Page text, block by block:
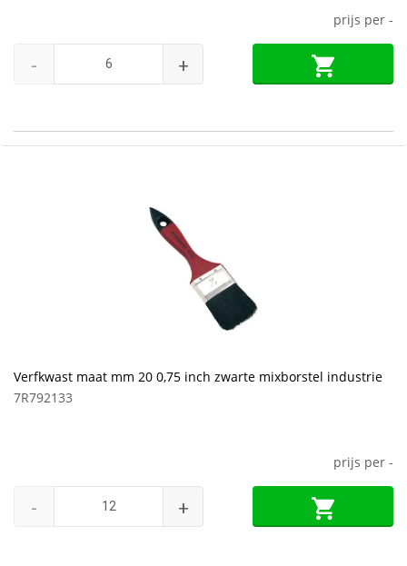
prijs per -
- +
Verfkwast maat mm 20 0,75 inch zwarte mixborstel industrie
7R792133
prijs per -
- +